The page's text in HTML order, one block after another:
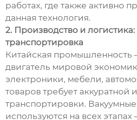
работах, где также активно
данная технология.
2. Производство и
транспортировка
Китайская промышленность
двигатель мировой
электроники, мебели,
товаров требует аккуратной
транспортировки.
используются на всех этапах